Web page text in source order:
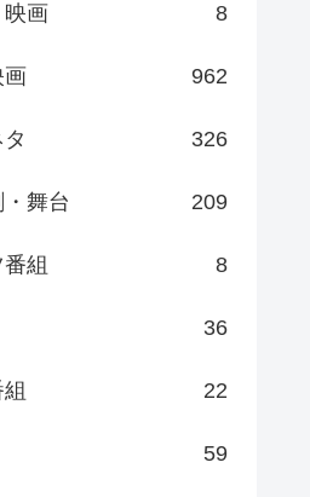
画 8
962
326
舞台 209
組 8
36
22
59